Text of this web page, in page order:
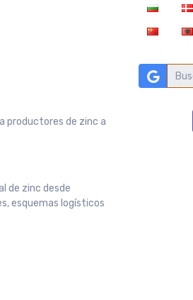
productores de zinc a
de zinc desde
esquemas logísticos